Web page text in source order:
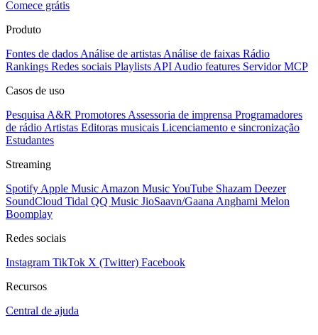
Comece grátis
Produto
Fontes de dados Análise de artistas Análise de faixas Rádio
Rankings Redes sociais Playlists API Audio features Servidor MCP
Casos de uso
Pesquisa A&R Promotores Assessoria de imprensa Programadores
de rádio Artistas Editoras musicais Licenciamento e sincronização
Estudantes
Streaming
Spotify Apple Music Amazon MusicYouTube Shazam Deezer
SoundCloud Tidal QQ Music JioSaavn/Gaana Anghami Melon
Boomplay
Redes sociais
Instagram TikTok X (Twitter) Facebook
Recursos
Central de ajuda